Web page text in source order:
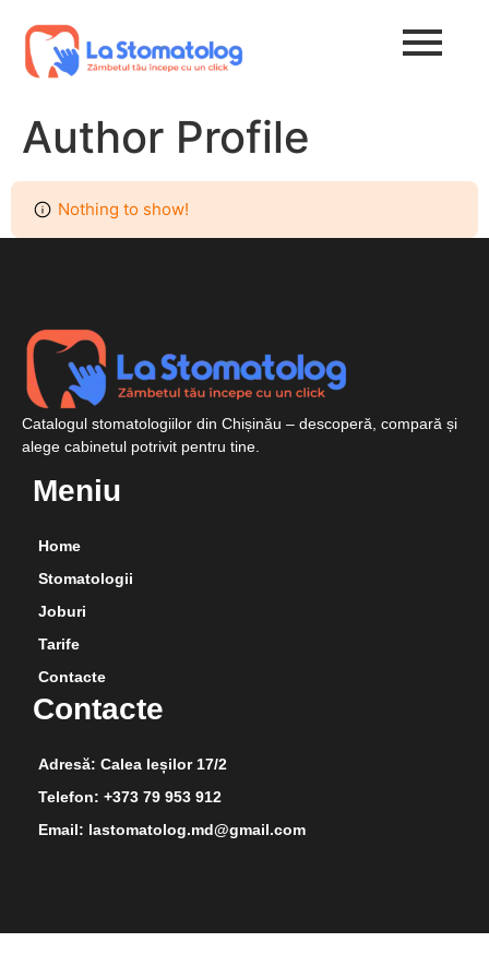
Author Profile
Nothing to show!
Catalogul stomatologiilor din Chișinău – descoperă, compară și
alege cabinetul potrivit pentru tine.
Meniu
Home
Stomatologii
Joburi
Tarife
Contacte
Contacte
Adresă: Calea Ieșilor 17/2
Telefon: +373 79 953 912
Email: lastomatolog.md@gmail.com